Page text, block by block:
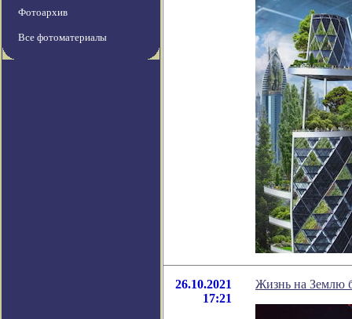
Фотоархив
Все фотоматериалы
26.10.2021
17:21
Жизнь на Землю